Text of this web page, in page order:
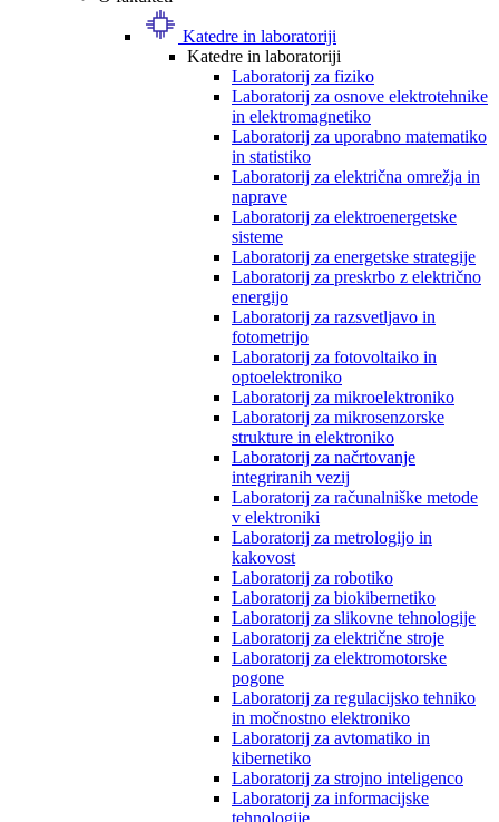
Katedre in laboratoriji
Katedre in laboratoriji
Laboratorij za fiziko
Laboratorij za osnove elektrotehnike
in elektromagnetiko
Laboratorij za uporabno matematiko
in statistiko
Laboratorij za električna omrežja in
naprave
Laboratorij za elektroenergetske
sisteme
Laboratorij za energetske strategije
Laboratorij za preskrbo z električno
energijo
Laboratorij za razsvetljavo in
fotometrijo
Laboratorij za fotovoltaiko in
optoelektroniko
Laboratorij za mikroelektroniko
Laboratorij za mikrosenzorske
strukture in elektroniko
Laboratorij za načrtovanje
integriranih vezij
Laboratorij za računalniške metode
v elektroniki
Laboratorij za metrologijo in
kakovost
Laboratorij za robotiko
Laboratorij za biokibernetiko
Laboratorij za slikovne tehnologije
Laboratorij za električne stroje
Laboratorij za elektromotorske
pogone
Laboratorij za regulacijsko tehniko
in močnostno elektroniko
Laboratorij za avtomatiko in
kibernetiko
Laboratorij za strojno inteligenco
Laboratorij za informacijske
tehnologije